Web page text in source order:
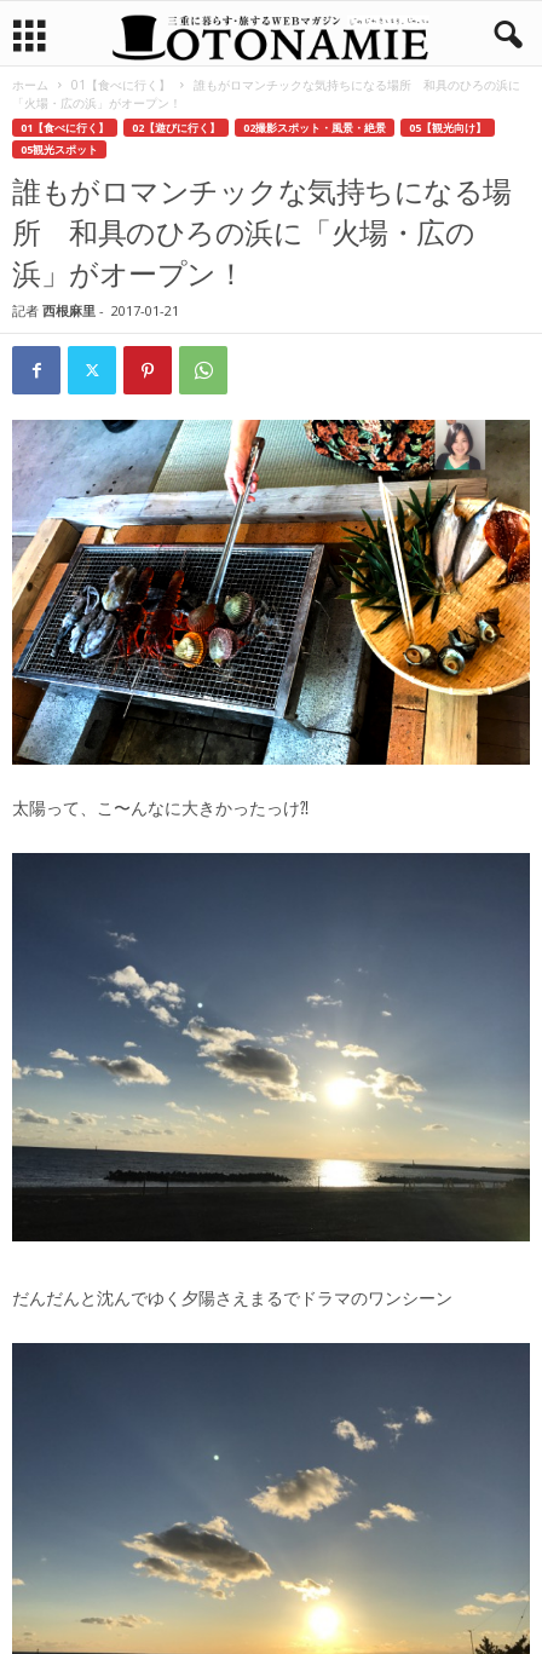
ホーム 01【食べに行く】
誰もがロマンチックな気持ちになる場所 和具のひろの浜に
「火場・広の浜」がオープン！
01【食べに行く】 02【遊びに行く】 02撮影スポット・風景・絶景
05【観光向け】
05観光スポット
誰もがロマンチックな気持ちになる場
所 和具のひろの浜に「火場・広の
浜」がオープン！
記者 西根麻里 - 2017-01-21
太陽って、こ〜んなに大きかったっけ⁈
だんだんと沈んでゆく夕陽さえまるでドラマのワンシーン